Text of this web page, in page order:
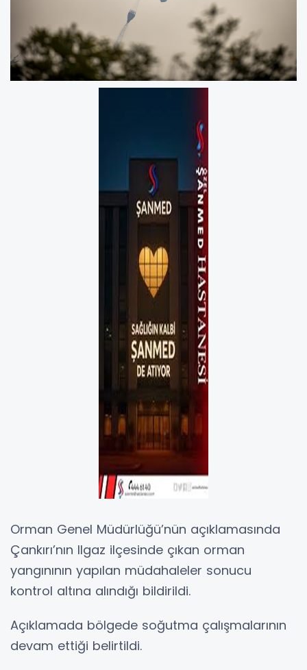
Orman Genel Müdürlüğü’nün açıklamasında
Çankırı’nın Ilgaz ilçesinde çıkan orman
yangınının yapılan müdahaleler sonucu
kontrol altına alındığı bildirildi.
Açıklamada bölgede soğutma çalışmalarının
devam ettiği belirtildi.